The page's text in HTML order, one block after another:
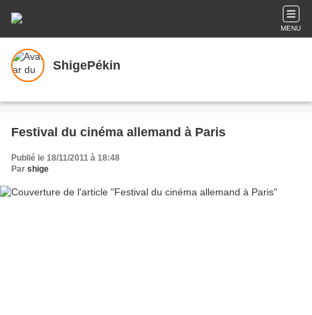
MENU
ShigePékin
Festival du cinéma allemand à Paris
Publié le 18/11/2011 à 18:48
Par shige